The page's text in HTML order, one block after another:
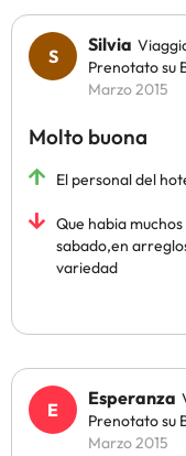
Silvia
Prenotato su
Marzo 2015
Molto buona
El personal del
Que habia
sabado,en
variedad
Esperanza
Prenotato su
Marzo 2015